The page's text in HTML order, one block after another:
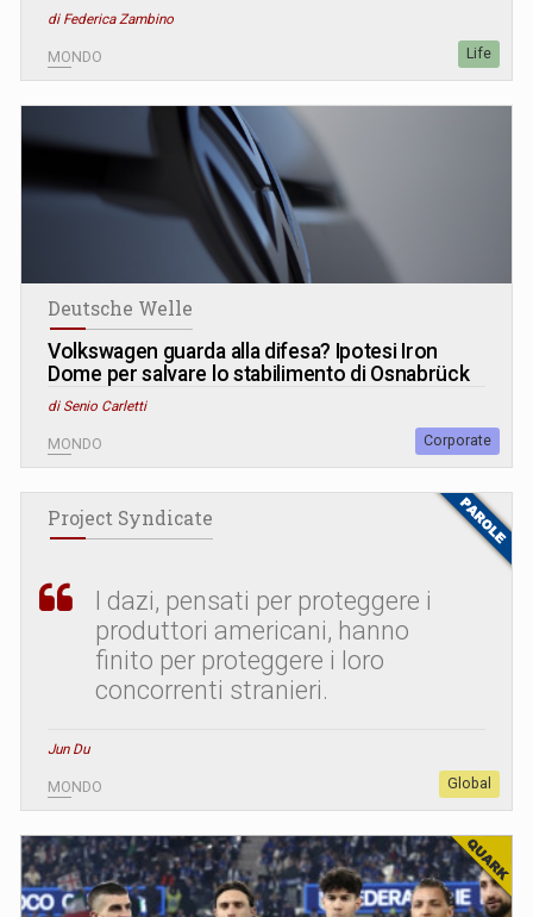
di Federica Zambino
MONDO Life
Deutsche Welle
Volkswagen guarda alla difesa? Ipotesi Iron
Dome per salvare lo stabilimento di Osnabrück
di Senio Carletti
MONDO Corporate
Project Syndicate
I dazi, pensati per proteggere i
produttori americani, hanno
finito per proteggere i loro
concorrenti stranieri.
Jun Du
MONDO Global